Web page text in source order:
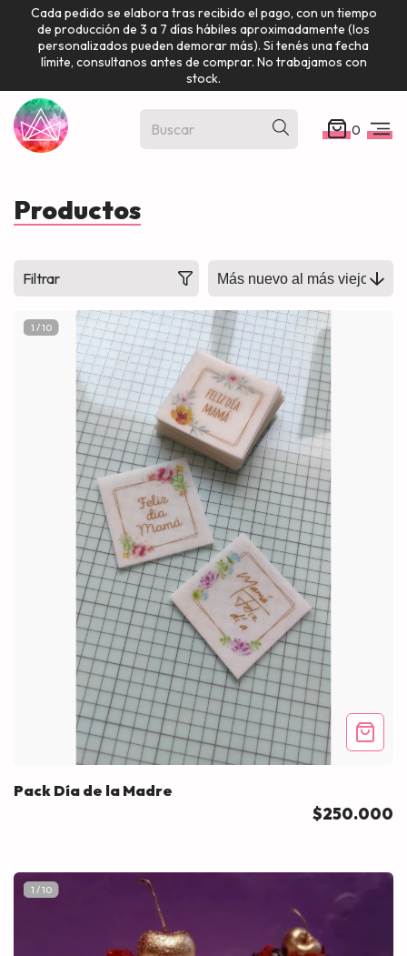
Cada pedido se elabora tras recibido el pago, con un tiempo
de producción de 3 a 7 días hábiles aproximadamente (los
personalizados pueden demorar más). Si tenés una fecha
límite, consultanos antes de comprar. No trabajamos con
stock.
0
Productos
Filtrar
1 /10
Pack Día de la Madre
$250.000
1 /10